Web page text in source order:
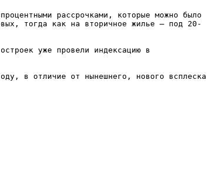
рассрочками, которые можно было
тогда как на вторичное жилье – под 20-
уже провели индексацию в
в отличие от нынешнего, нового всплеска